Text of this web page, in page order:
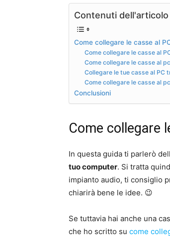
Contenuti dell'articolo
Come collegare le casse al
Come collegare le casse al
Come collegare le casse al
Collegare le tue casse al PC
Come collegare le casse al
Conclusioni
Come collegare
In questa guida ti parlerò
tuo computer. Si tratta
impianto audio, ti consiglio
chiarirà bene le idee. 😉
Se tuttavia hai anche una
che ho scritto su come